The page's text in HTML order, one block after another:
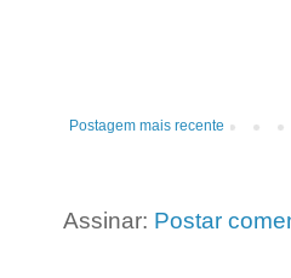
Postagem mais recente
Assinar: Postar